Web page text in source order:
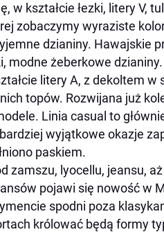
w kształcie łezki, litery V,
zobaczymy wyraziste
dzianiny. Hawajskie
modne żeberkowe
litery A, z dekoltem w
topów. Rozwijana już
Linia casual to
wyjątkowe okazje
paskiem.
zamszu, lyocellu, jeansu,
pojawi się nowość w
spodni poza
królować będą formy